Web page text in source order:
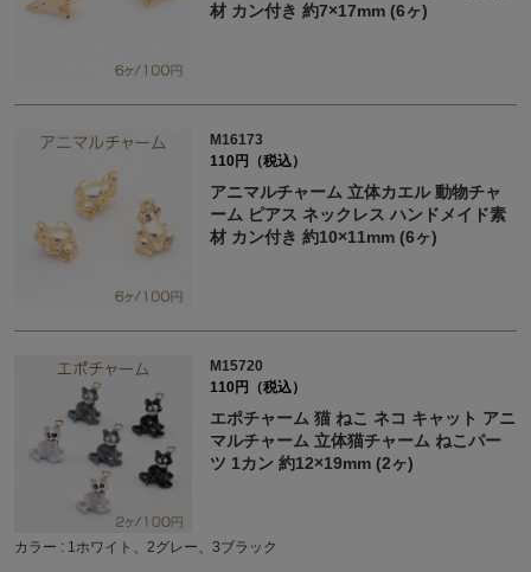
材 カン付き 約7×17mm (6ヶ)
M16173
110円（税込）
アニマルチャーム 立体カエル 動物チャ
ーム ピアス ネックレス ハンドメイド素
材 カン付き 約10×11mm (6ヶ)
M15720
110円（税込）
エポチャーム 猫 ねこ ネコ キャット アニ
マルチャーム 立体猫チャーム ねこパー
ツ 1カン 約12×19mm (2ヶ)
カラー : 1ホワイト、2グレー、3ブラック